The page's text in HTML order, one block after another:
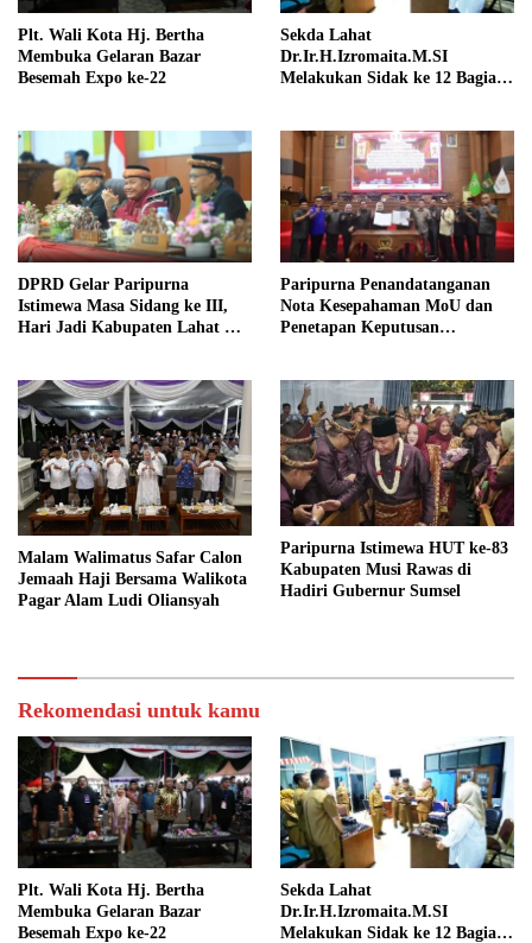
Plt. Wali Kota Hj. Bertha
Membuka Gelaran Bazar
Besemah Expo ke-22
Sekda Lahat
Dr.Ir.H.Izromaita.M.SI
Melakukan Sidak ke 12 Bagian
DPRD Gelar Paripurna
Istimewa Masa Sidang ke III,
Hari Jadi Kabupaten Lahat Ke-
Paripurna Penandatanganan
Nota Kesepahaman MoU dan
Penetapan Keputusan
Malam Walimatus Safar Calon
Jemaah Haji Bersama Walikota
Pagar Alam Ludi Oliansyah
Paripurna Istimewa HUT ke-83
Kabupaten Musi Rawas di
Hadiri Gubernur Sumsel
Rekomendasi untuk kamu
Plt. Wali Kota Hj. Bertha
Membuka Gelaran Bazar
Besemah Expo ke-22
Sekda Lahat
Dr.Ir.H.Izromaita.M.SI
Melakukan Sidak ke 12 Bagian